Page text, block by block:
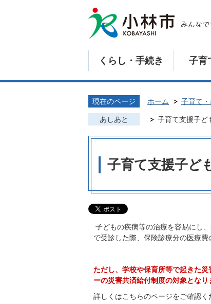
くらし・手続き 子育
現在のページ ホーム 子育て
あしあと 子育て支援子ど
子育て支援子ど
子どもの疾病等の治療を容易にし
で受診した際、保険診療分の医療費
ただし、学校や保育所等で起きた
ーの災害共済給付制度の対象となり
詳しくはこちらのページをご確認く